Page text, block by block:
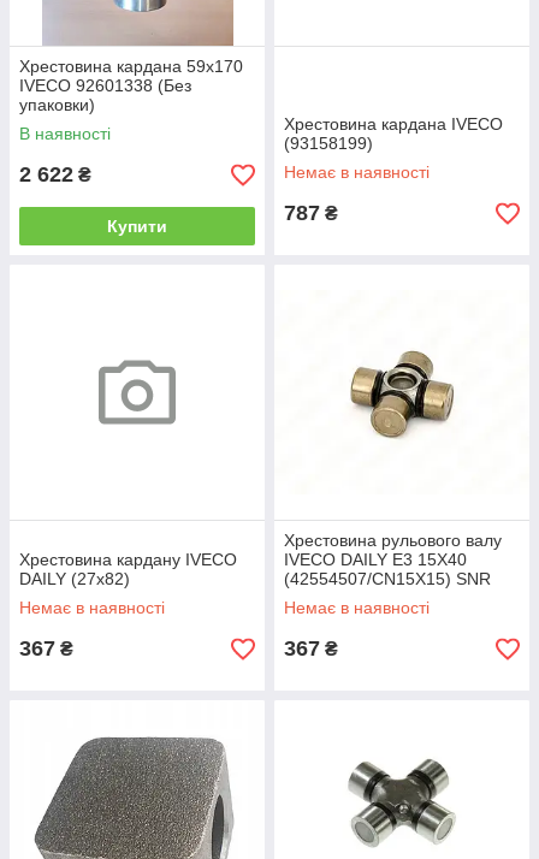
Хрестовина кардана 59х170
IVECO 92601338 (Без
упаковки)
В наявності
2 622 ₴
Купити
Хрестовина кардана IVECO
(93158199)
Немає в наявності
787 ₴
Хрестовина кардану IVECO
DAILY (27х82)
Немає в наявності
367 ₴
Хрестовина рульового валу
IVECO DAILY Е3 15Х40
(42554507/CN15X15) SNR
Немає в наявності
367 ₴